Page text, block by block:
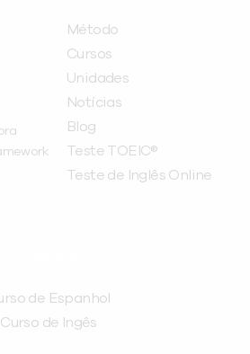
Método
Cursos
Unidades
Notícias
Blog
Teste TOEIC®
Teste de Inglês Online
de Espanhol
Curso de Ingês